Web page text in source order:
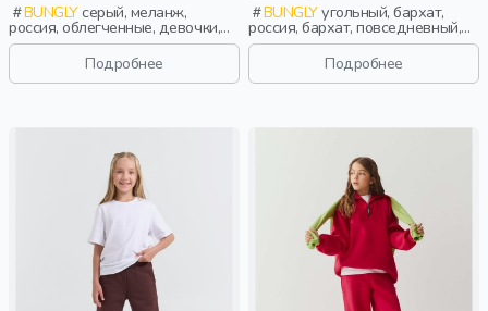
BUNGLYсерый, меланж,
россия, облегченные, девочки,
школьники, подростки, дети
Подробнее
BUNGLYугольный, бархат,
россия, бархат, повседневный,
девочки, школьники, подростки,
Подробнее